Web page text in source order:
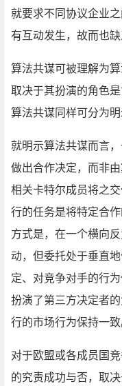
就要求不同协议企业
有互动发生，故而也缺
算法共谋可被理解为
取决于其扮演的角色
算法共谋同样可分为明
就明示算法共谋而言
做出合作决定，而非
相关卡特尔成员将之
行的任务是将特定合
方式是，在一个横向
动，但委托处于垂直
定、对竞争对手的行
扮演了第三方决定者
行的市场行为保持一致
对于欧盟或各成员国
的究责成功与否，取